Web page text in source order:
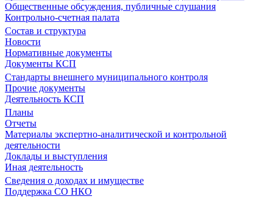
Общественные обсуждения, публичные слушания
Контрольно-счетная палата
Состав и структура
Новости
Нормативные документы
Документы КСП
Стандарты внешнего муниципального контроля
Прочие документы
Деятельность КСП
Планы
Отчеты
Материалы экспертно-аналитической и контрольной
деятельности
Доклады и выступления
Иная деятельность
Сведения о доходах и имуществе
Поддержка СО НКО